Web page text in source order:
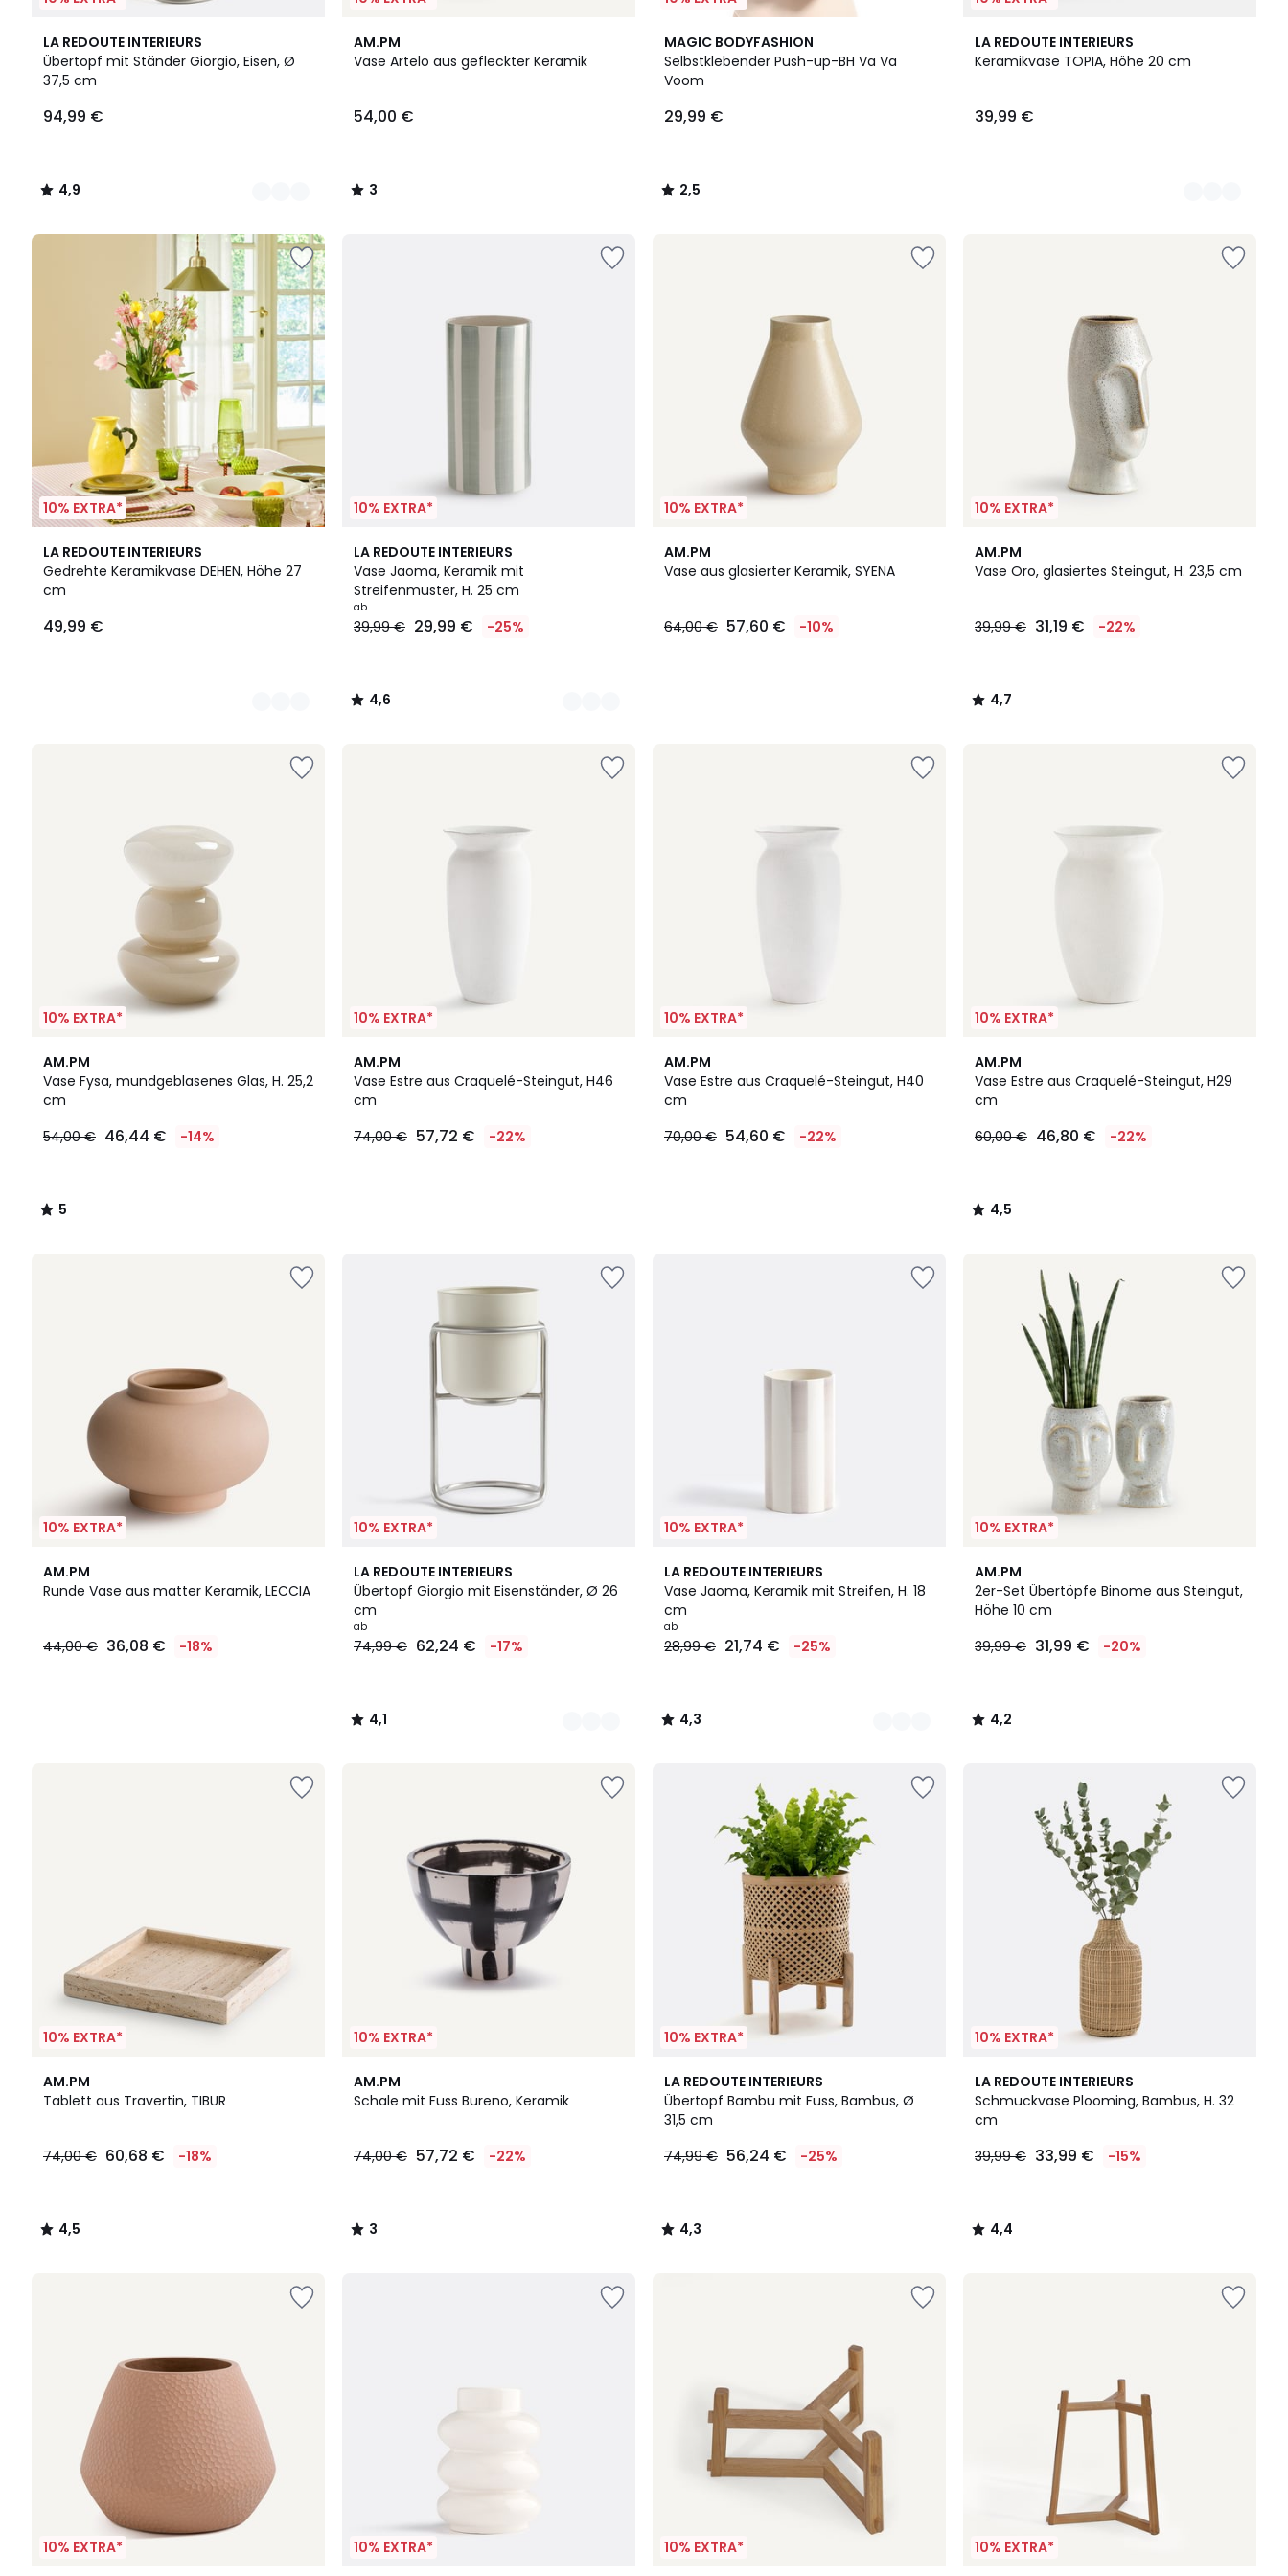
LA REDOUTE INTERIEURS
Übertopf mit Ständer Giorgio, Eisen, Ø
37,5 cm
€.
94,99 €
4,9
/ 5
2
Farben
4,9
/
AM.PM
Vase Artelo aus gefleckter Keramik
54,00 €
3
/
3
/
MAGIC BODYFASHION
Selbstklebender Push-up-BH Va Va
Voom
29,99 €
2,5
/ 5
2,5
/
LA REDOUTE INTERIEURS
Keramikvase TOPIA, Höhe 20 cm
39,99 €
3
Farben
10% EXTRA*
LA REDOUTE INTERIEURS
Gedrehte Keramikvase DEHEN, Höhe 27
cm
49,99 €
2
Farben
10% EXTRA*
LA REDOUTE INTERIEURS
Vase Jaoma, Keramik mit
Streifenmuster, H. 25 cm
ab
39,99 € 29,99 € -25%
4,6
/ 5
7
Farben
4,6
/
10% EXTRA*
AM.PM
Vase aus glasierter Keramik, SYENA
64,00 € 57,60 € -10%
10% EXTRA*
AM.PM
Vase Oro, glasiertes Steingut, H. 23,5 cm
39,99 € 31,19 € -22%
4,7
/ 5
4,7
/
10% EXTRA*
AM.PM
Vase Fysa, mundgeblasenes Glas, H. 25,2
cm
54,00 € 46,44 € -14%
5
/
5
5
/
10% EXTRA*
AM.PM
Vase Estre aus Craquelé-Steingut, H46
cm
74,00 € 57,72 € -22%
10% EXTRA*
AM.PM
Vase Estre aus Craquelé-Steingut, H40
cm
70,00 € 54,60 € -22%
10% EXTRA*
AM.PM
Vase Estre aus Craquelé-Steingut, H29
cm
60,00 € 46,80 € -22%
4,5
/ 5
4,5
/
10% EXTRA*
AM.PM
Runde Vase aus matter Keramik, LECCIA
44,00 € 36,08 € -18%
10% EXTRA*
LA REDOUTE INTERIEURS
Übertopf Giorgio mit Eisenständer, Ø 26
cm
ab
74,99 € 62,24 € -17%
4,1
/ 5
2
Farben
4,1
/
10% EXTRA*
LA REDOUTE INTERIEURS
Vase Jaoma, Keramik mit Streifen, H. 18
cm
ab
28,99 € 21,74 € -25%
4,3
/ 5
7
Farben
4,3
/
10% EXTRA*
AM.PM
2er-Set Übertöpfe Binome aus Steingut,
Höhe 10 cm
39,99 € 31,99 € -20%
4,2
/ 5
4,2
/
10% EXTRA*
AM.PM
Tablett aus Travertin, TIBUR
74,00 € 60,68 € -18%
4,5
/ 5
4,5
/
10% EXTRA*
AM.PM
Schale mit Fuss Bureno, Keramik
74,00 € 57,72 € -22%
3
/
3
/
10% EXTRA*
LA REDOUTE INTERIEURS
Übertopf Bambu mit Fuss, Bambus, Ø
31,5 cm
74,99 € 56,24 € -25%
4,3
/ 5
4,3
/
10% EXTRA*
LA REDOUTE INTERIEURS
Schmuckvase Plooming, Bambus, H. 32
cm
39,99 € 33,99 € -15%
4,4
/ 5
4,4
/
10% EXTRA* 10% EXTRA* 10% EXTRA* 10% EXTRA*